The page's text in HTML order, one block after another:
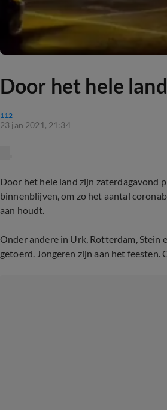
Door het hele
112
23 jan 2021, 21:34
Door het hele land zijn zaterdagavond
binnenblijven, om zo het aantal
aan houdt.
Onder andere in Urk, Rotterdam, Stein
getoerd. Jongeren zijn aan het